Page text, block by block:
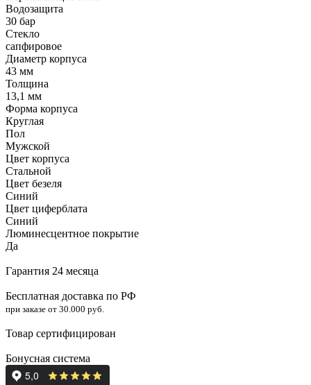
Водозащита
30 бар
Стекло
сапфировое
Диаметр корпуса
43 мм
Толщина
13,1 мм
Форма корпуса
Круглая
Пол
Мужской
Цвет корпуса
Стальной
Цвет безеля
Синий
Цвет циферблата
Синий
Люминесцентное покрытие
Да
Гарантия 24 месяца
Бесплатная доставка по РФ
при заказе от 30.000 руб.
Товар сертифицирован
Бонусная система